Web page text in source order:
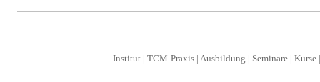
Institut| TCM-Praxis| Ausbildung | Seminare| Kurse